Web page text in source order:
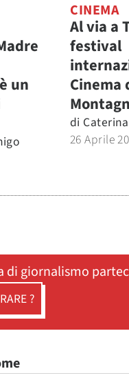
un
CINEMA
Al via a
festival
Cinema
di
26 Aprile
di giornalismo
?